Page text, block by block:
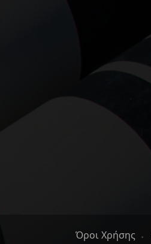
Όροι Χρήσης